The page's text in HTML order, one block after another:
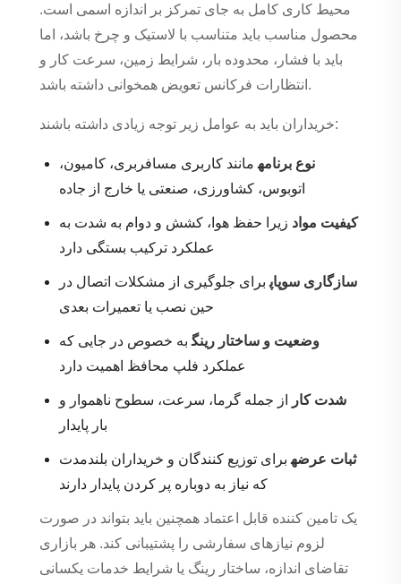
محیط کاری کامل به جای تمرکز بر اندازه اسمی است.
محصول مناسب باید متناسب با لاستیک و چرخ باشد، اما
باید با فشار، محدوده بار، شرایط زمین، سرعت کار و
انتظارات فرکانس تعویض همخوانی داشته باشد.
خریداران باید به عوامل زیر توجه زیادی داشته باشند:
نوع برنامه مانند کاربری مسافربری، کامیون،
اتوبوس، کشاورزی، صنعتی یا خارج از جاده
کیفیت مواد زیرا حفظ هوا، کشش و دوام به شدت به
عملکرد ترکیب بستگی دارد
سازگاری سوپاپ برای جلوگیری از مشکلات اتصال در
حین نصب یا تعمیرات بعدی
وضعیت و ساختار رینگ به خصوص در جایی که
عملکرد فلپ محافظ اهمیت دارد
شدت کار
از جمله گرما، سرعت، سطوح ناهموار و
بار پایدار
ثبات عرضه برای توزیع کنندگان و خریداران بلندمدت
که نیاز به دوباره پر کردن پایدار دارند
یک تامین کننده قابل اعتماد همچنین باید بتواند در صورت
لزوم نیازهای سفارشی را پشتیبانی کند. هر بازاری
تقاضای اندازه، ساختار رینگ یا شرایط خدمات یکسانی